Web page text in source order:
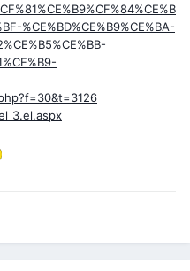
%CE%BD%CE%B9%CE%BA-